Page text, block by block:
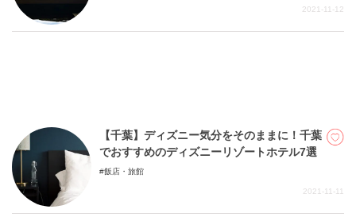
2021-11-12
【千葉】ディズニー気分をそのままに！千葉
でおすすめのディズニーリゾートホテル7選
飯店・旅館
2021-11-11